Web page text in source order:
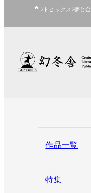
トピックス 夢と金
作品一覧
特集